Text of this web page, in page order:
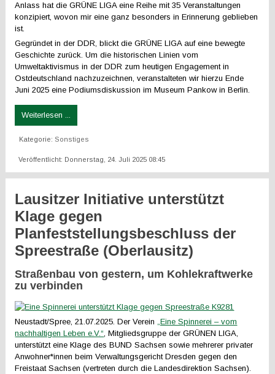
Anlass hat die GRÜNE LIGA eine Reihe mit 35 Veranstaltungen
konzipiert, wovon mir eine ganz besonders in Erinnerung geblieben
ist.
Gegründet in der DDR, blickt die GRÜNE LIGA auf eine bewegte
Geschichte zurück. Um die historischen Linien vom
Umweltaktivismus in der DDR zum heutigen Engagement in
Ostdeutschland nachzuzeichnen, veranstalteten wir hierzu Ende
Juni 2025 eine Podiumsdiskussion im Museum Pankow in Berlin.
Weiterlesen ...
Kategorie:Sonstiges
Veröffentlicht: Donnerstag, 24. Juli 2025 08:45
Lausitzer Initiative unterstützt
Klage gegen
Planfeststellungsbeschluss der
Spreestraße (Oberlausitz)
Straßenbau von gestern, um Kohlekraftwerke
zu verbinden
Neustadt/Spree, 21.07.2025. Der Verein„Eine Spinnerei – vom
nachhaltigen Leben e.V.“, Mitgliedsgruppe der GRÜNEN LIGA,
unterstützt eine Klage des BUND Sachsen sowie mehrerer privater
Anwohner*innen beim Verwaltungsgericht Dresden gegen den
Freistaat Sachsen (vertreten durch die Landesdirektion Sachsen).